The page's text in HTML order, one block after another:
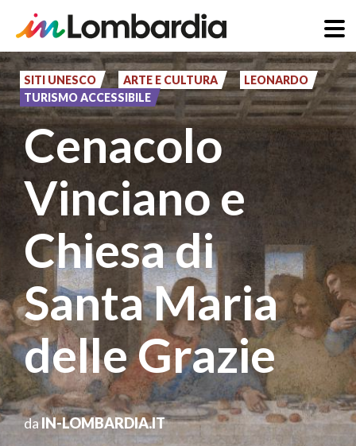
Salta
al
contenuto
principale
SITI UNESCO ARTE E CULTURA
LEONARDO
TURISMO ACCESSIBILE
Cenacolo
Vinciano e
Chiesa di
Santa Maria
delle Grazie
da IN-LOMBARDIA.IT